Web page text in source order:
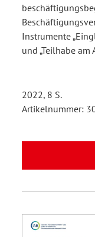
Instrumente
und „Teilhabe
2022, 8 S.
Artikelnummer: